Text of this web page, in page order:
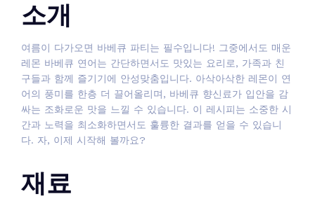
소개
여름이 다가오면 바베큐 파티는 필수입니다! 그중에서도 매운
레몬 바베큐 연어는 간단하면서도 맛있는 요리로, 가족과 친
구들과 함께 즐기기에 안성맞춤입니다. 아삭아삭한 레몬이 연
어의 풍미를 한층 더 끌어올리며, 바베큐 향신료가 입안을 감
싸는 조화로운 맛을 느낄 수 있습니다. 이 레시피는 소중한 시
간과 노력을 최소화하면서도 훌륭한 결과를 얻을 수 있습니
다. 자, 이제 시작해 볼까요?
재료